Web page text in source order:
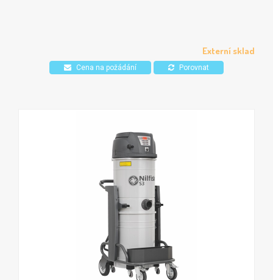
použití pomocí elektronického ovládacího panelu, který v
Externí sklad
Cena na požádání Porovnat